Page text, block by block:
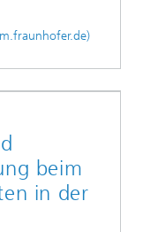
beim
in der